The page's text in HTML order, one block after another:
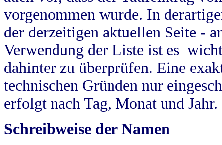
vorgenommen wurde. In
der derzeitigen aktuellen Seite -
Verwendung der Liste ist es
dahinter zu überprüfen. Eine
technischen Gründen nur
erfolgt nach Tag, Monat und Jahr.
Schreibweise der Namen